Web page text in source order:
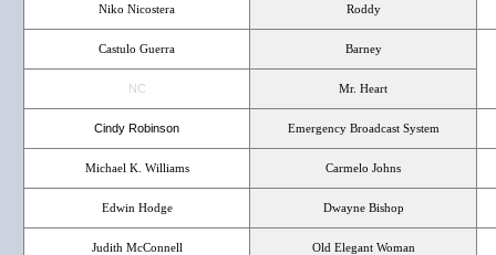
Niko Nicostera Roddy
Castulo Guerra Barney
NC Mr. Heart
Cindy Robinson Emergency Broadcast System
Michael K. Williams Carmelo Johns
Edwin Hodge Dwayne Bishop
Judith McConnell Old Elegant Woman